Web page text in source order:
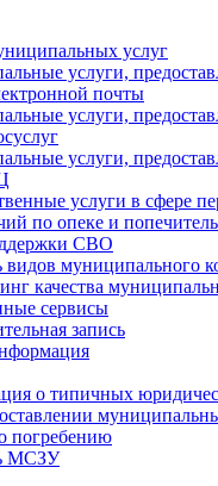
услуг
услуги,
почты
услуги,
услуги,
услуги в сфере
по опеке и
СВО
видов муниципального
качества
сервисы
запись
о типичных
погребению
МСЗУ